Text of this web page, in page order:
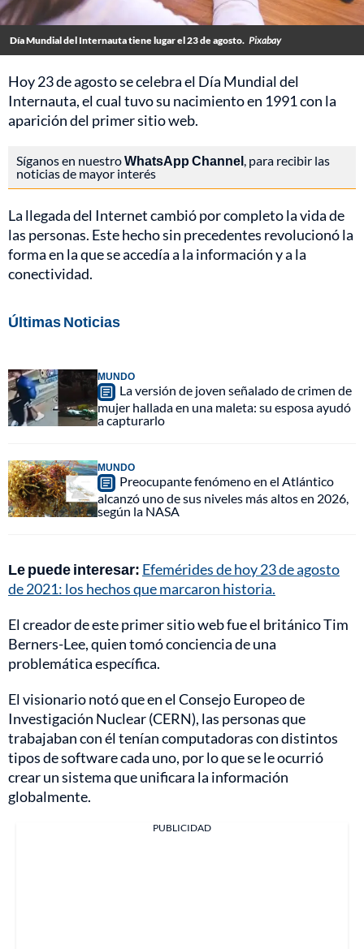
Día Mundial del Internauta tiene lugar el 23 de agosto. Pixabay
Hoy 23 de agosto se celebra el Día Mundial del
Internauta, el cual tuvo su nacimiento en 1991 con la
aparición del primer sitio web.
Síganos en nuestroWhatsApp Channel, para recibir las
noticias de mayor interés
La llegada del Internet cambió por completo la vida de
las personas. Este hecho sin precedentes revolucionó la
forma en la que se accedía a la información y a la
conectividad.
Últimas Noticias
MUNDO
La versión de joven señalado de crimen de
mujer hallada en una maleta: su esposa ayudó
a capturarlo
MUNDO
Preocupante fenómeno en el Atlántico
alcanzó uno de sus niveles más altos en 2026,
según la NASA
Le puede interesar: Efemérides de hoy 23 de agosto
de 2021: los hechos que marcaron historia.
El creador de este primer sitio web fue el británico Tim
Berners-Lee, quien tomó conciencia de una
problemática específica.
El visionario notó que en el Consejo Europeo de
Investigación Nuclear (CERN), las personas que
trabajaban con él tenían computadoras con distintos
tipos de software cada uno, por lo que se le ocurrió
crear un sistema que unificara la información
globalmente.
PUBLICIDAD